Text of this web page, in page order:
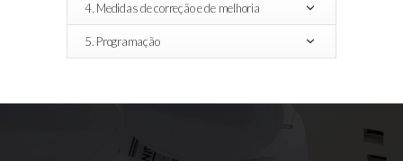
4. Medidas de correção e de melhoria
5. Programação